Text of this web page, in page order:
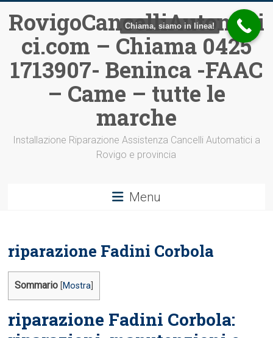
contenuto
RovigoCancelliAutomati
ci.com – Chiama 0425
1713907- Beninca -FAAC
– Came – tutte le
marche
Installazione Riparazione Assistenza Cancelli Automatici a
Rovigo e provincia
Menu
riparazione Fadini Corbola
Sommario Mostra
riparazione Fadini Corbola:
Chiama, siamo in linea!